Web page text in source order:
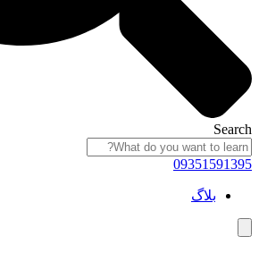
Search
09351591395
بلاگ